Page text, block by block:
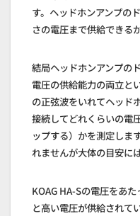
す。ヘッドホンアンプの
さの電圧まで供給できる
結局ヘッドホンアンプの
電圧の供給能力の両立と
の正弦波をいれてヘッド
接続してどれくらいの電
ップする）かを測定しま
れませんが大体の目安に
KOAG HA-Sの電圧をあ
と高い電圧が供給されて